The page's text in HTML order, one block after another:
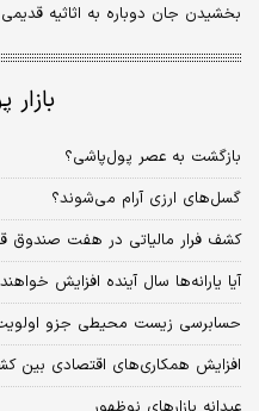
بخشیدن جان دوباره به اثاثیه قدیمی
بازار
بازگشت به عصر پول‌پاشی؟
گسل‌های ارزی آرام می‌شوند؟
کشف فرار مالیاتی در هفت صندوق‌
آیا یارانه‌ها سال آینده افزایش
حسابرسی زیست محیطی جزو
افزایش همکاری‌های اقتصادی